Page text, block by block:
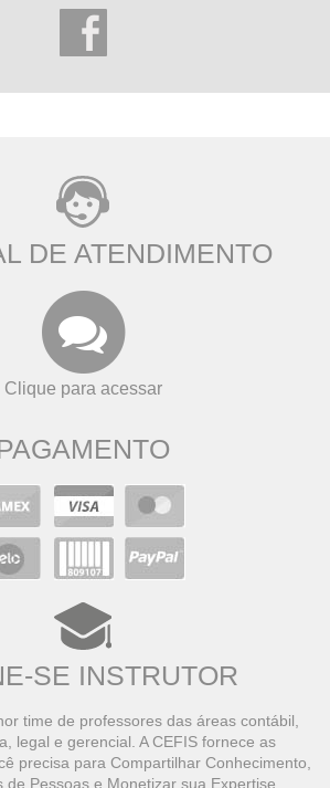
DE ATENDIMENTO
Clique para acessar
SE INSTRUTOR
time de professores das áreas contábil,
legal e gerencial. A CEFIS fornece as
precisa para Compartilhar Conhecimento,
de Pessoas e Monetizar sua Expertise.